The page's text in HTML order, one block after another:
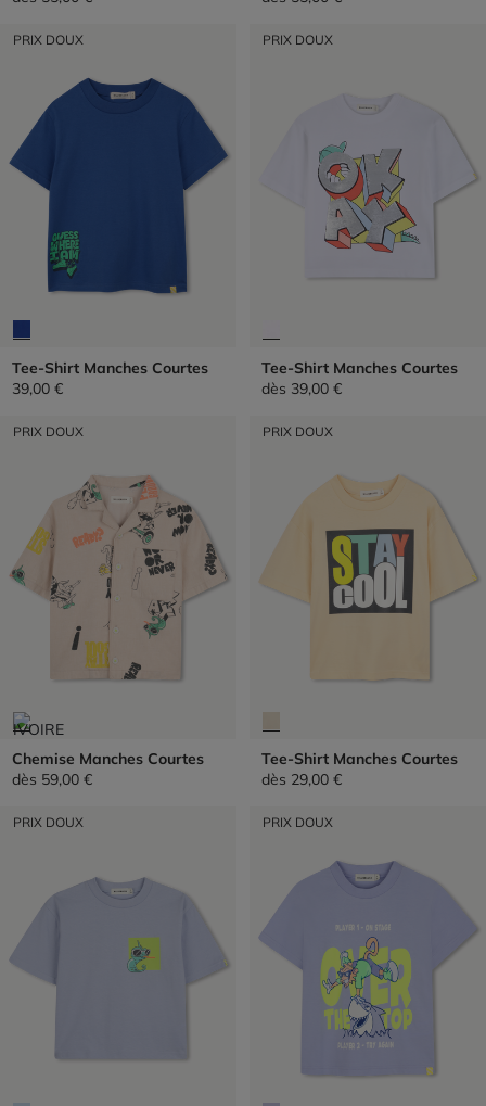
PRIX DOUX
Tee-Shirt Manches Courtes
39,00 €
PRIX DOUX
Tee-Shirt Manches Courtes
dès 39,00 €
PRIX DOUX
Chemise Manches Courtes
dès 59,00 €
PRIX DOUX
Tee-Shirt Manches Courtes
dès 29,00 €
PRIX DOUX PRIX DOUX